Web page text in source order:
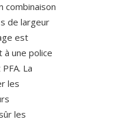
combinaison
de largeur
est
une police
La
les
les